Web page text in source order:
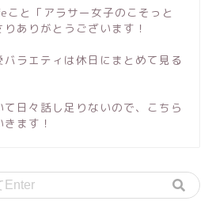
と「アラサー女子のこそっと
ありがとうございます！
ラエティは休日にまとめて見る
日々話し足りないので、こちら
ます！